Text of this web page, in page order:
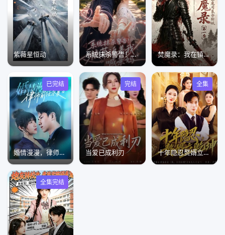
紫薇星恒动 系统抹杀警告！校草追着我喊亲妈 焚魔录：我在镇魔司氪命斩妖第一季
已完结
婚情漫漫，律师前任求复合
完结
当爱已成利刃
全集
十年隐忍赘婿立乾坤
全集完结